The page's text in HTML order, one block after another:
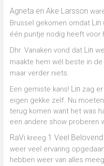
in
Nieuwediep,
(NL)
Agneta en Ake Larsson
Brussel gekomen omdatLin
één puntje nodig heeft voor
Dhr. Vanaken vond dat Lin
maakte hem wél beste in de
maar verder niets.
Een gemiste kans! Lin zag
eigen gekke zelf. Nu
terug komen want het was
een andere show proberen
RaVikreeg 1 Veel Belovend
weer veel ervaring
hebben weer van alles